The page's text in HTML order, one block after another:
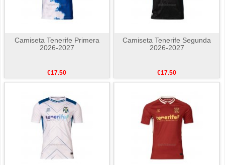
Camiseta Tenerife Primera
2026-2027
€17.50
Camiseta Tenerife Segunda
2026-2027
€17.50